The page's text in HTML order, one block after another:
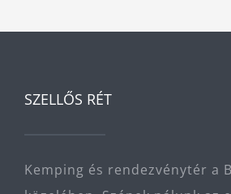
SZELLŐS RÉT
Kemping és rendezvénytér a